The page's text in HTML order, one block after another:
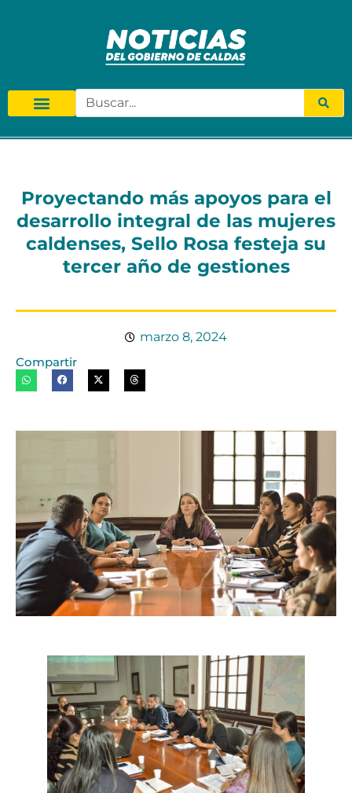
Proyectando más apoyos para el
desarrollo integral de las mujeres
caldenses, Sello Rosa festeja su
tercer año de gestiones
marzo 8, 2024
Compartir